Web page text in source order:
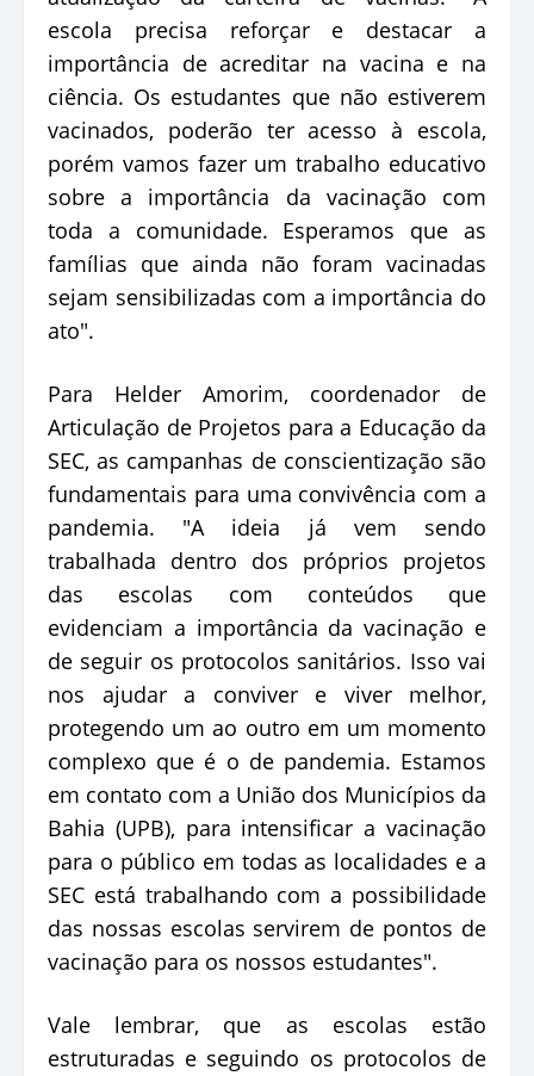
escola precisa reforçar e destacar a
importância de acreditar na vacina e na
ciência. Os estudantes que não estiverem
vacinados, poderão ter acesso à escola,
porém vamos fazer um trabalho educativo
sobre a importância da vacinação com
toda a comunidade. Esperamos que as
famílias que ainda não foram vacinadas
sejam sensibilizadas com a importância do
ato".
Para Helder Amorim, coordenador de
Articulação de Projetos para a Educação da
SEC, as campanhas de conscientização são
fundamentais para uma convivência com a
pandemia. "A ideia já vem sendo
trabalhada dentro dos próprios projetos
das escolas com conteúdos que
evidenciam a importância da vacinação e
de seguir os protocolos sanitários. Isso vai
nos ajudar a conviver e viver melhor,
protegendo um ao outro em um momento
complexo que é o de pandemia. Estamos
em contato com a União dos Municípios da
Bahia (UPB), para intensificar a vacinação
para o público em todas as localidades e a
SEC está trabalhando com a possibilidade
das nossas escolas servirem de pontos de
vacinação para os nossos estudantes".
Vale lembrar, que as escolas estão
estruturadas e seguindo os protocolos de